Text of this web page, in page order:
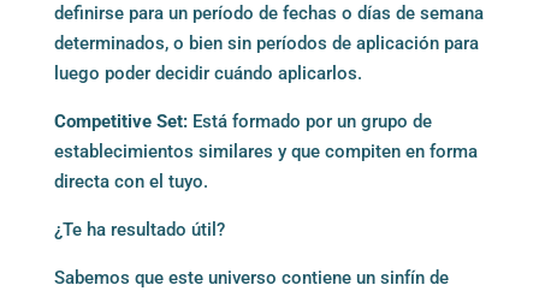
definirse para un período de fechas o días de semana
determinados, o bien sin períodos de aplicación para
luego poder decidir cuándo aplicarlos.
Competitive Set: Está formado por un grupo de
establecimientos similares y que compiten en forma
directa con el tuyo.
¿Te ha resultado útil?
Sabemos que este universo contiene un sinfín de